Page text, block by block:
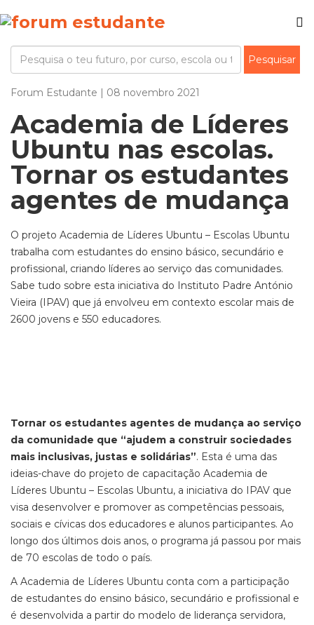
Forum Estudante | 08 novembro 2021
Academia de Líderes
Ubuntu nas escolas.
Tornar os estudantes
agentes de mudança
O projeto Academia de Líderes Ubuntu – Escolas Ubuntu
trabalha com estudantes do ensino básico, secundário e
profissional, criando líderes ao serviço das comunidades.
Sabe tudo sobre esta iniciativa do Instituto Padre António
Vieira (IPAV) que já envolveu em contexto escolar mais de
2600 jovens e 550 educadores.
Tornar os estudantes agentes de mudança ao serviço
da comunidade que “ajudem a construir sociedades
mais inclusivas, justas e solidárias”. Esta é uma das
ideias-chave do projeto de capacitação Academia de
Líderes Ubuntu – Escolas Ubuntu, a iniciativa do IPAV que
visa desenvolver e promover as competências pessoais,
sociais e cívicas dos educadores e alunos participantes. Ao
longo dos últimos dois anos, o programa já passou por mais
de 70 escolas de todo o país.
A Academia de Líderes Ubuntu conta com a participação
de estudantes do ensino básico, secundário e profissional e
é desenvolvida a partir do modelo de liderança servidora,